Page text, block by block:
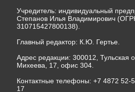
Учредитель: индивидуальный
Степанов Илья Владимирович
310715427800138).
Главный редактор: К.Ю. Гертье.
Адрес редакции: 300012, Тульская
Михеева, 17, офис 304.
Контактные телефоны: +7 4872 52-
17